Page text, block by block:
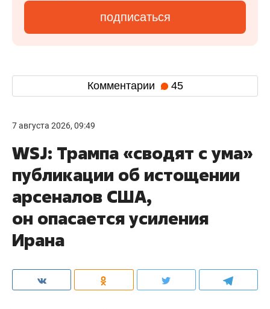
подписаться
Комментарии 45
7 августа 2026, 09:49
WSJ: Трампа «сводят с ума»
публикации об истощении
арсеналов США,
он опасается усиления
Ирана